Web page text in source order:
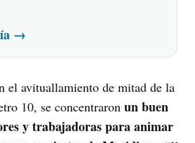
→
el avituallamiento de mitad de la
10, se concentraron un buen
y trabajadoras para animar